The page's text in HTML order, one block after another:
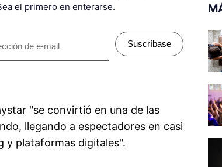
el primero en enterarse.
Suscríbase
"se convirtió en una de las
llegando a espectadores en casi
y plataformas digitales".